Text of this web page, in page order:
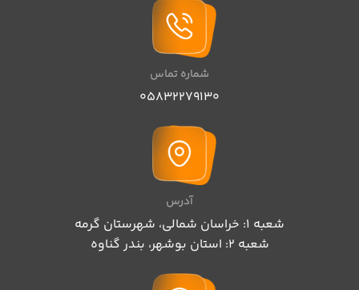
شماره تماس
05832279130
آدرس
شعبه 1: خراسان شمالی، شهرستان گرمه
شعبه 2: استان بوشهر، بندر گناوه